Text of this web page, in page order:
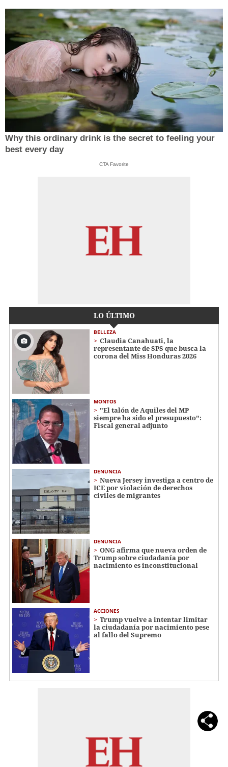
Why this ordinary drink is the secret to feeling your
best every day
CTA Favorite
LO ÚLTIMO
BELLEZA
Claudia Canahuati, la
representante de SPS que busca la
corona del Miss Honduras 2026
MONTOS
"El talón de Aquiles del MP
siempre ha sido el presupuesto":
Fiscal general adjunto
DENUNCIA
Nueva Jersey investiga a centro de
ICE por violación de derechos
civiles de migrantes
DENUNCIA
ONG afirma que nueva orden de
Trump sobre ciudadanía por
nacimiento es inconstitucional
ACCIONES
Trump vuelve a intentar limitar
la ciudadanía por nacimiento pese
al fallo del Supremo